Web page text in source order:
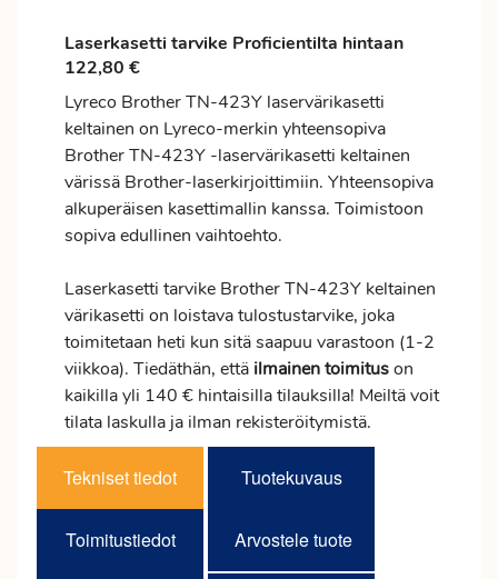
Laserkasetti tarvike Proficientilta hintaan
122,80 €
Lyreco Brother TN-423Y laservärikasetti
keltainen on Lyreco-merkin yhteensopiva
Brother TN-423Y -laservärikasetti keltainen
värissä Brother-laserkirjoittimiin. Yhteensopiva
alkuperäisen kasettimallin kanssa. Toimistoon
sopiva edullinen vaihtoehto.
Laserkasetti tarvike Brother TN-423Y keltainen
värikasetti on loistava tulostustarvike, joka
toimitetaan heti kun sitä saapuu varastoon (1-2
viikkoa). Tiedäthän, että ilmainentoimituson
kaikilla yli 140 € hintaisilla tilauksilla! Meiltä voit
tilata laskulla ja ilman rekisteröitymistä.
Tekniset tiedot Tuotekuvaus
Toimitustiedot Arvostele tuote